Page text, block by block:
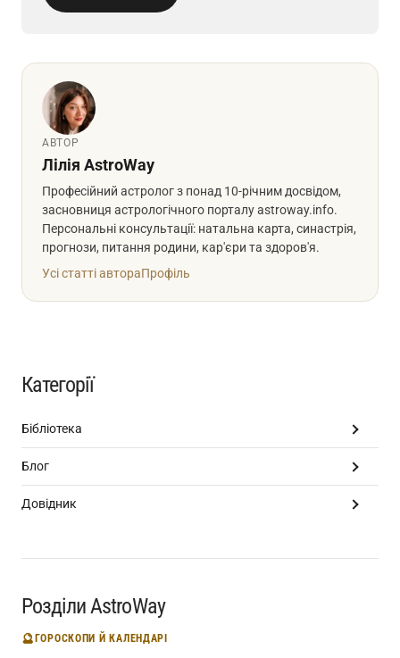
АВТОР
Лілія AstroWay
Професійний астролог з понад 10-річним досвідом,
засновниця астрологічного порталу astroway.info.
Персональні консультації: натальна карта, синастрія,
прогнози, питання родини, кар'єри та здоров'я.
Усі статті автораПрофіль
Категорії
Бібліотека
Блог
Довідник
Розділи AstroWay
🔮ГОРОСКОПИ Й КАЛЕНДАРІ